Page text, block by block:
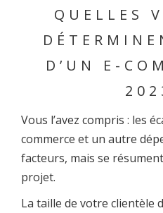
QUELLES
D’UN E-
Vous l’avez compris : les
commerce et un autre
facteurs, mais se
projet.
La taille de votre clientèle